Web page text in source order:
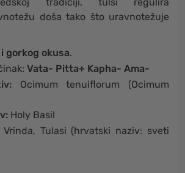
doša tako što uravnotežuje
gorkog okusa.
Vata- Pitta+ Kapha- Ama-
Ocimum tenuiflorum (Ocimum
Holy Basil
Vrinda, Tulasi (hrvatski naziv: sveti